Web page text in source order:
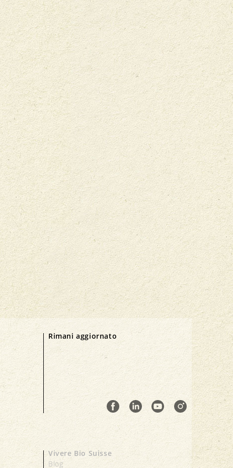
Rimani aggiornato
Vivere Bio Suisse
Blog